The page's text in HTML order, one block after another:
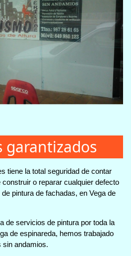
garantizados
tiene la total seguridad de contar
o reparar cualquier defecto
pintura de fachadas, en Vega de
de servicios de pintura por toda la
de espinareda, hemos trabajado
sin andamios.